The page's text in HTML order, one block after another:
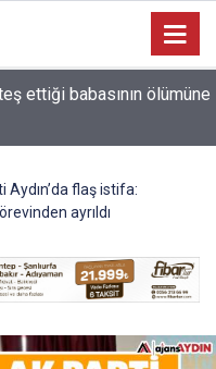
yönetimi belli oldu
Aydın’da flaş istifa:
ayrıldı